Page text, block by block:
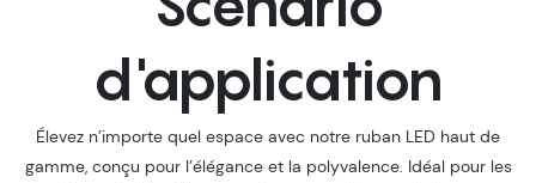
d'application
Élevez n’importe quel espace avec notre ruban LED haut de
gamme, conçu pour l’élégance et la polyvalence. Idéal pour les